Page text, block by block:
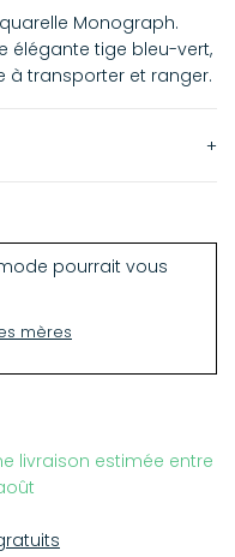
Monograph.
élégante tige bleu-vert,
à transporter et ranger.
pourrait vous
mères
livraison estimée entre